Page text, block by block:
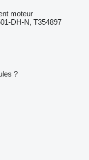
moteur
DH-N, T354897
?